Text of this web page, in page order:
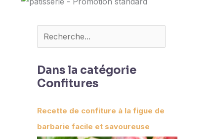
Dans la catégorie
Confitures
Recette de confiture à la figue de
barbarie facile et savoureuse